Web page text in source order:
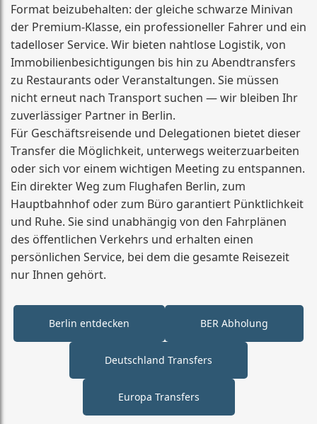
Format beizubehalten: der gleiche schwarze Minivan
der Premium-Klasse, ein professioneller Fahrer und ein
tadelloser Service. Wir bieten nahtlose Logistik, von
Immobilienbesichtigungen bis hin zu Abendtransfers
zu Restaurants oder Veranstaltungen. Sie müssen
nicht erneut nach Transport suchen — wir bleiben Ihr
zuverlässiger Partner in Berlin.
Für Geschäftsreisende und Delegationen bietet dieser
Transfer die Möglichkeit, unterwegs weiterzuarbeiten
oder sich vor einem wichtigen Meeting zu entspannen.
Ein direkter Weg zum Flughafen Berlin, zum
Hauptbahnhof oder zum Büro garantiert Pünktlichkeit
und Ruhe. Sie sind unabhängig von den Fahrplänen
des öffentlichen Verkehrs und erhalten einen
persönlichen Service, bei dem die gesamte Reisezeit
nur Ihnen gehört.
Berlin entdecken BER Abholung
Deutschland Transfers
Europa Transfers